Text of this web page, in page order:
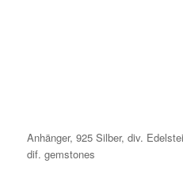
Anhänger, 925 Silber, div.
dif. gemstones